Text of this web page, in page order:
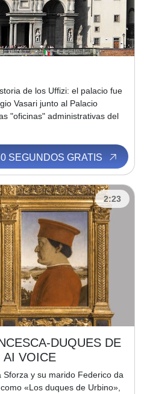
de los Uffizi: el palacio fue
Vasari junto al Palacio
"oficinas" administrativas del
SEGUNDOS GRATIS
2:23
DUQUES DE
AI VOICE
y su marido Federico da
«Los duques de Urbino»,